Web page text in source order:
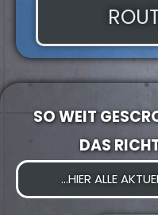
SO WEIT
DAS
...HIER ALLE